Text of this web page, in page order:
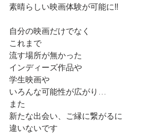
素晴らしい映画体験が可能に‼️
自分の映画だけでなく
これまで
流す場所が無かった
インディーズ作品や
学生映画や
いろんな可能性が広がり…
また
新たな出会い、ご縁に繋がるに
違いないです